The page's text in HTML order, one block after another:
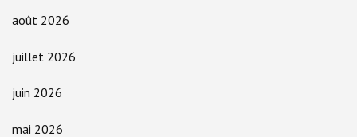
août 2026
juillet 2026
juin 2026
mai 2026